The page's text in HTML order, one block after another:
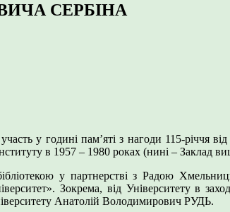
СЕРБІНА
у годині пам’яті з нагоди 115-річчя
в 1957 – 1980 роках (нині – Заклад
у партнерстві з Радою
Зокрема, від Університету в
Анатолій Володимирович РУДЬ.